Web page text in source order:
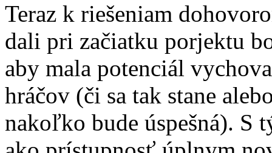
Teraz k riešeniam
dali pri začiatku porjektu
aby mala potenciál
hráčov (či sa tak stane
nakoľko bude úspešná). S